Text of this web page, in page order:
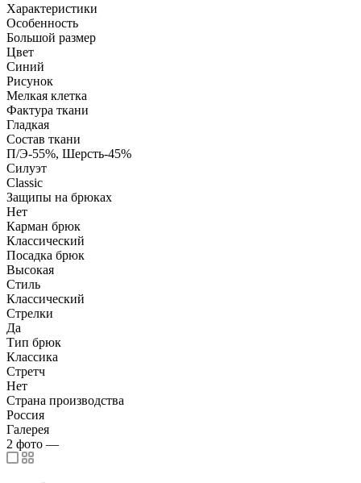
Характеристики
Особенность
Большой размер
Цвет
Синий
Рисунок
Мелкая клетка
Фактура ткани
Гладкая
Состав ткани
П/Э-55%, Шерсть-45%
Силуэт
Classic
Защипы на брюках
Нет
Карман брюк
Классический
Посадка брюк
Высокая
Стиль
Классический
Стрелки
Да
Тип брюк
Классика
Стретч
Нет
Страна производства
Россия
Галерея
2 фото —